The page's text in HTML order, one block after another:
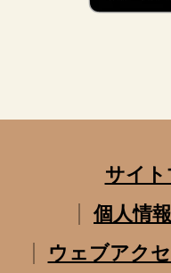
サイ
個人情
ウェブアク